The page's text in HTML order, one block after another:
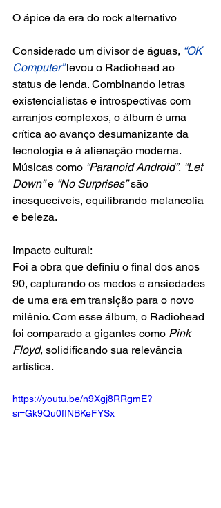
O ápice da era do rock alternativo
Considerado um divisor de águas, “OK
Computer” levou o Radiohead ao
status de lenda. Combinando letras
existencialistas e introspectivas com
arranjos complexos, o álbum é uma
crítica ao avanço desumanizante da
tecnologia e à alienação moderna.
Músicas como “Paranoid Android”, “Let
Down” e “No Surprises” são
inesquecíveis, equilibrando melancolia
e beleza.
Impacto cultural:
Foi a obra que definiu o final dos anos
90, capturando os medos e ansiedades
de uma era em transição para o novo
milênio. Com esse álbum, o Radiohead
foi comparado a gigantes como Pink
Floyd, solidificando sua relevância
artística.
https://youtu.be/n9Xgj8RRgmE?
si=Gk9Qu0fINBKeFYSx